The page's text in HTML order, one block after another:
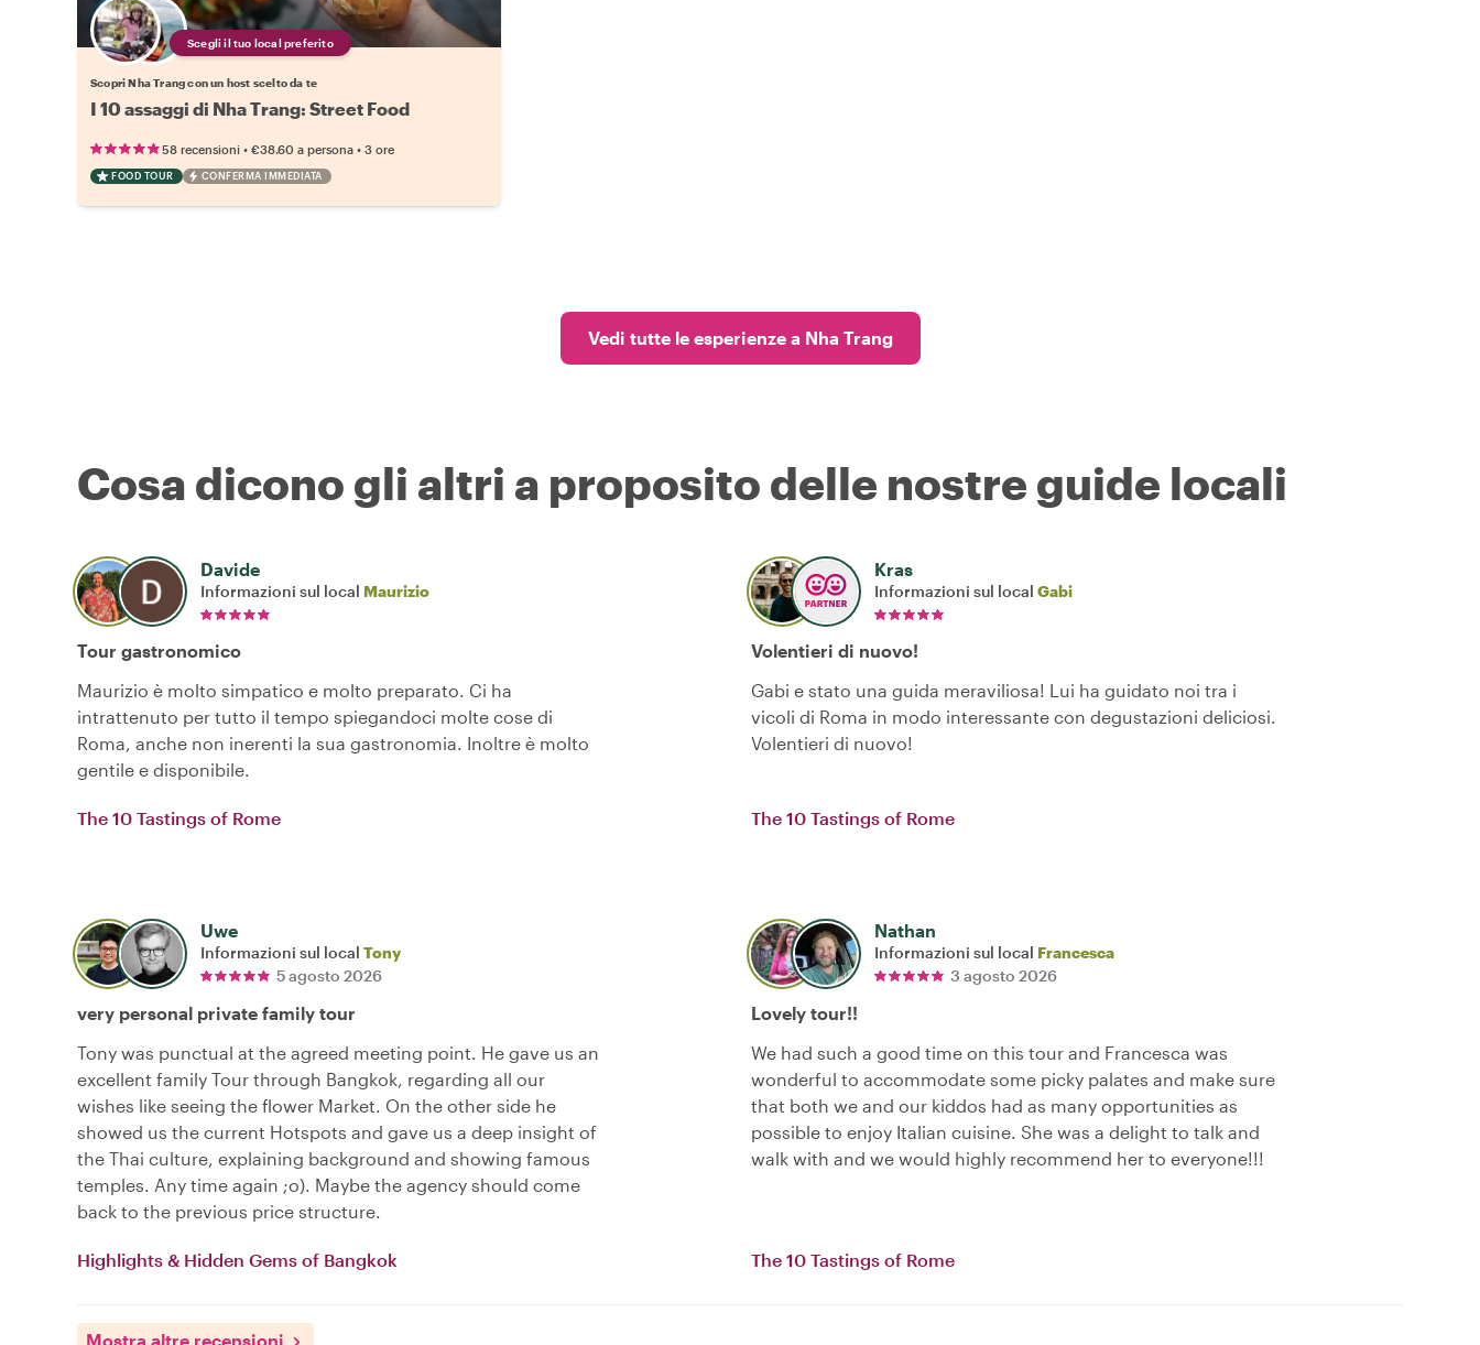
Scegli il tuo local preferito
Scopri Nha Trang con un host scelto da te
I 10 assaggi di Nha Trang: Street Food
58 recensioni • €38.60 a persona • 3 ore
FOOD TOUR CONFERMA IMMEDIATA
Vedi tutte le esperienze a Nha Trang
Cosa dicono gli altri a proposito delle nostre guide locali
Davide
Informazioni sul local Maurizio
Tour gastronomico
Maurizio è molto simpatico e molto preparato. Ci ha
intrattenuto per tutto il tempo spiegandoci molte cose di
Roma, anche non inerenti la sua gastronomia. Inoltre è molto
gentile e disponibile.
The 10 Tastings of Rome
Kras
Informazioni sul local Gabi
Volentieri di nuovo!
Gabi e stato una guida meraviliosa! Lui ha guidato noi tra i
vicoli di Roma in modo interessante con degustazioni deliciosi.
Volentieri di nuovo!
The 10 Tastings of Rome
Uwe
Informazioni sul local Tony
5 agosto 2026
very personal private family tour
Tony was punctual at the agreed meeting point. He gave us an
excellent family Tour through Bangkok, regarding all our
wishes like seeing the flower Market. On the other side he
showed us the current Hotspots and gave us a deep insight of
the Thai culture, explaining background and showing famous
temples. Any time again ;o). Maybe the agency should come
back to the previous price structure.
Highlights & Hidden Gems of Bangkok
Nathan
Informazioni sul local Francesca
3 agosto 2026
Lovely tour!!
We had such a good time on this tour and Francesca was
wonderful to accommodate some picky palates and make sure
that both we and our kiddos had as many opportunities as
possible to enjoy Italian cuisine. She was a delight to talk and
walk with and we would highly recommend her to everyone!!!
The 10 Tastings of Rome
Mostra altre recensioni